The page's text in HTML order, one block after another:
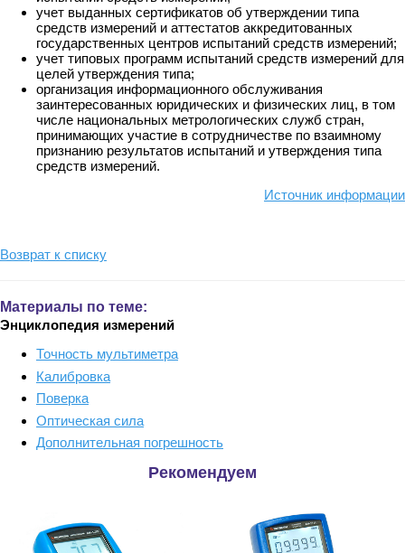
учет выданных сертификатов об утверждении типа
средств измерений и аттестатов аккредитованных
государственных центров испытаний средств измерений;
учет типовых программ испытаний средств измерений для
целей утверждения типа;
организация информационного обслуживания
заинтересованных юридических и физических лиц, в том
числе национальных метрологических служб стран,
принимающих участие в сотрудничестве по взаимному
признанию результатов испытаний и утверждения типа
средств измерений.
Источник информации
Возврат к списку
Материалы по теме:
Энциклопедия измерений
Точность мультиметра
Калибровка
Поверка
Оптическая сила
Дополнительная погрешность
Рекомендуем